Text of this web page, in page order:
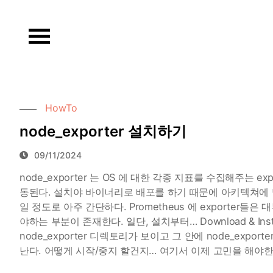
content
HowTo
node_exporter 설치하기
09/11/2024
node_exporter 는 OS 에 대한 각종 지표를 수집해주는
동된다. 설치야 바이너리로 배포를 하기 때문에 아키텍쳐
일 정도로 아주 간단하다. Prometheus 에 exporter들은
야하는 부분이 존재한다. 일단, 설치부터… Download &
node_exporter 디렉토리가 보이고 그 안에
난다. 어떻게 시작/중지 할건지… 여기서 이제 고민을 해야